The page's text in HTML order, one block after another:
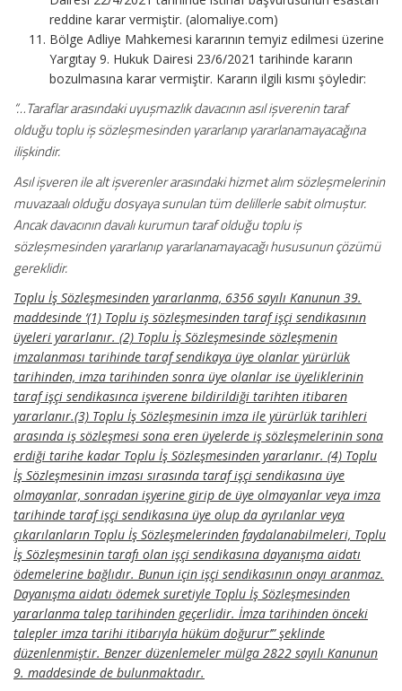
reddine karar vermiştir. (alomaliye.com)
Bölge Adliye Mahkemesi kararının temyiz edilmesi üzerine
Yargıtay 9. Hukuk Dairesi 23/6/2021 tarihinde kararın
bozulmasına karar vermiştir. Kararın ilgili kısmı şöyledir:
“…Taraflar arasındaki uyuşmazlık davacının asıl işverenin taraf
olduğu toplu iş sözleşmesinden yararlanıp yararlanamayacağına
ilişkindir.
Asıl işveren ile alt işverenler arasındaki hizmet alım sözleşmelerinin
muvazaalı olduğu dosyaya sunulan tüm delillerle sabit olmuştur.
Ancak davacının davalı kurumun taraf olduğu toplu iş
sözleşmesinden yararlanıp yararlanamayacağı hususunun çözümü
gereklidir.
Toplu İş Sözleşmesinden yararlanma, 6356 sayılı Kanunun 39.
maddesinde ‘(1) Toplu iş sözleşmesinden taraf işçi sendikasının
üyeleri yararlanır. (2) Toplu İş Sözleşmesinde sözleşmenin
imzalanması tarihinde taraf sendikaya üye olanlar yürürlük
tarihinden, imza tarihinden sonra üye olanlar ise üyeliklerinin
taraf işçi sendikasınca işverene bildirildiği tarihten itibaren
yararlanır.(3) Toplu İş Sözleşmesinin imza ile yürürlük tarihleri
arasında iş sözleşmesi sona eren üyelerde iş sözleşmelerinin sona
erdiği tarihe kadar Toplu İş Sözleşmesinden yararlanır. (4) Toplu
İş Sözleşmesinin imzası sırasında taraf işçi sendikasına üye
olmayanlar, sonradan işyerine girip de üye olmayanlar veya imza
tarihinde taraf işçi sendikasına üye olup da ayrılanlar veya
çıkarılanların Toplu İş Sözleşmelerinden faydalanabilmeleri, Toplu
İş Sözleşmesinin tarafı olan işçi sendikasına dayanışma aidatı
ödemelerine bağlıdır. Bunun için işçi sendikasının onayı aranmaz.
Dayanışma aidatı ödemek suretiyle Toplu İş Sözleşmesinden
yararlanma talep tarihinden geçerlidir. İmza tarihinden önceki
talepler imza tarihi itibarıyla hüküm doğurur’” şeklinde
düzenlenmiştir. Benzer düzenlemeler mülga 2822 sayılı Kanunun
9. maddesinde de bulunmaktadır.